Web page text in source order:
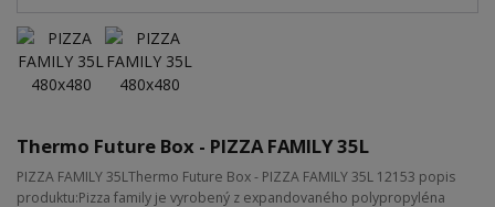
Thermo Future Box - PIZZA FAMILY 35L
PIZZA FAMILY 35LThermo Future Box - PIZZA FAMILY 35L 12153 popis
produktu:Pizza family je vyrobený z expandovaného polypropyléna